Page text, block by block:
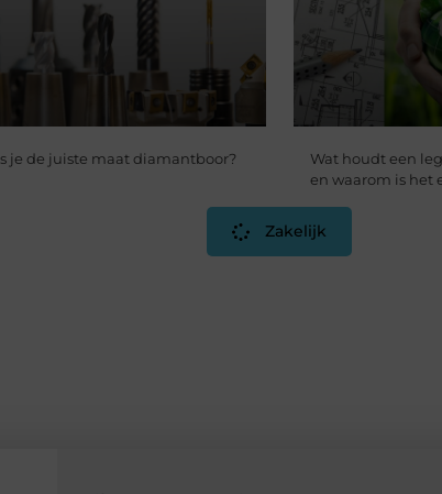
je de juiste maat diamantboor?
Wat houdt een
en waarom is het
Zakelijk